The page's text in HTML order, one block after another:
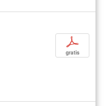
p
gratis